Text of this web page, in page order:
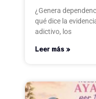
¿Genera
qué dice la
adictivo, los
Leer más »